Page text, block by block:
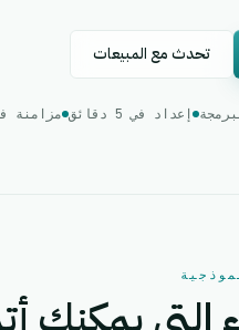
تحدث مع المبيعات
إعداد في 5 دقائق مزامنة